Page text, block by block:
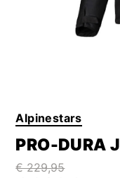
Alpinestars
PRO-DURA
€ 229,95